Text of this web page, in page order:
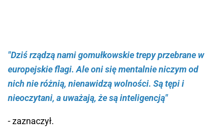
"Dziś rządzą nami gomułkowskie trepy przebrane w
europejskie flagi. Ale oni się mentalnie niczym od
nich nie różnią, nienawidzą wolności. Są tępi i
nieoczytani, a uważają, że są inteligencją"
- zaznaczył.